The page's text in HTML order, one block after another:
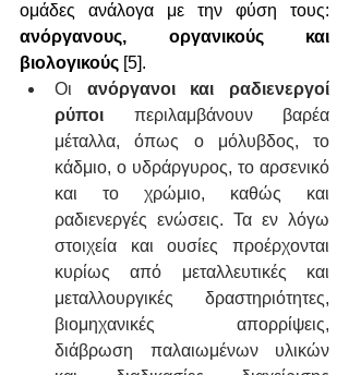
ανόργανους, οργανικούς και
βιολογικούς [5].
Οι ανόργανοι και ραδιενεργοί
ρύποι περιλαμβάνουν βαρέα
μέταλλα, όπως ο μόλυβδος, το
κάδμιο, ο υδράργυρος, το αρσενικό
και το χρώμιο, καθώς και
ραδιενεργές ενώσεις. Τα εν λόγω
στοιχεία και ουσίες προέρχονται
κυρίως από μεταλλευτικές και
μεταλλουργικές δραστηριότητες,
βιομηχανικές απορρίψεις,
διάβρωση παλαιωμένων υλικών